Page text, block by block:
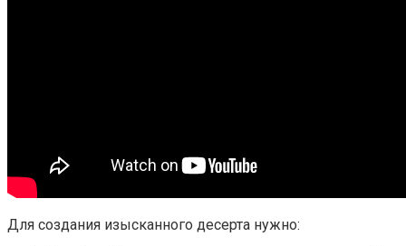
Для создания изысканного десерта нужно: